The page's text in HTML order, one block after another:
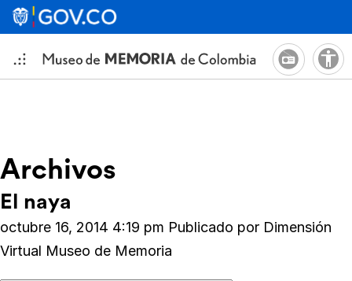
Archivos
El naya
octubre 16, 2014 4:19 pm Publicado por Dimensión
Virtual Museo de Memoria